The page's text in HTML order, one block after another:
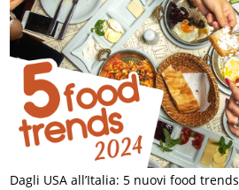
Dagli USA all’Italia: 5 nuovi food trends